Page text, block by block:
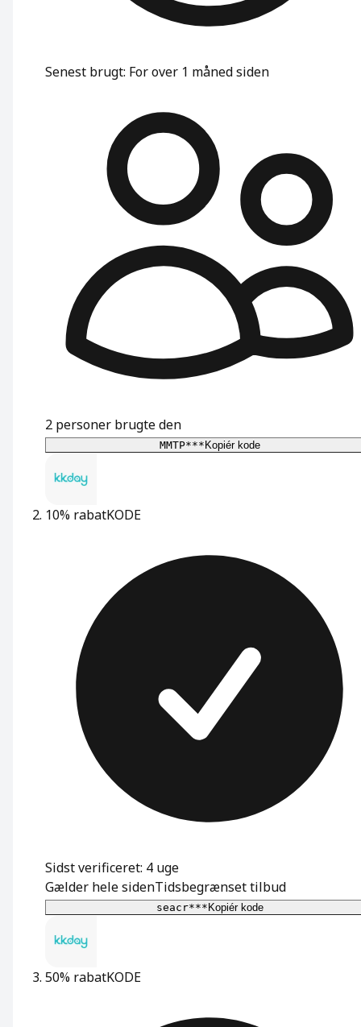
Senest brugt: For over 1 måned siden
2 personer brugte den
MMTP***Kopiér kode
10% rabatKODE
Sidst verificeret: 4 uge
Gælder hele sidenTidsbegrænset tilbud
seacr***Kopiér kode
50% rabatKODE